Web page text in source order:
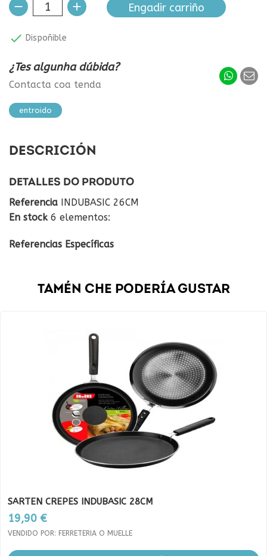
Engadir carriño
 Dispoñible
¿Tes algunha dúbida?
Contacta coa tenda
entroido
DESCRICIÓN
DETALLES DO PRODUTO
Referencia INDUBASIC 26CM
En stock 6 elementos:
Referencias Específicas
TAMÉN CHE PODERÍA GUSTAR
SARTEN CREPES INDUBASIC 28CM
Prezo
19,90 €
VENDIDO POR: FERRETERIA O MUELLE